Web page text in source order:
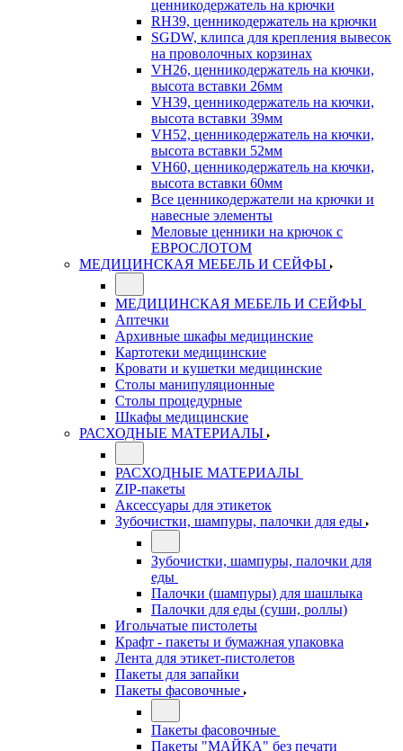
ценникодержатель на крючки
RH39, ценникодержатель на крючки
SGDW, клипса для крепления вывесок
на проволочных корзинах
VH26, ценникодержатель на кючки,
высота вставки 26мм
VH39, ценникодержатель на кючки,
высота вставки 39мм
VH52, ценникодержатель на кючки,
высота вставки 52мм
VH60, ценникодержатель на кючки,
высота вставки 60мм
Все ценникодержатели на крючки и
навесные элементы
Меловые ценники на крючок с
ЕВРОСЛОТОМ
МЕДИЦИНСКАЯ МЕБЕЛЬ И СЕЙФЫ
МЕДИЦИНСКАЯ МЕБЕЛЬ И СЕЙФЫ
Аптечки
Архивные шкафы медицинские
Картотеки медицинские
Кровати и кушетки медицинские
Столы манипуляционные
Столы процедурные
Шкафы медицинские
РАСХОДНЫЕ МАТЕРИАЛЫ
РАСХОДНЫЕ МАТЕРИАЛЫ
ZIP-пакеты
Аксессуары для этикеток
Зубочистки, шампуры, палочки для еды
Зубочистки, шампуры, палочки для
еды
Палочки (шампуры) для шашлыка
Палочки для еды (суши, роллы)
Игольчатые пистолеты
Крафт - пакеты и бумажная упаковка
Лента для этикет-пистолетов
Пакеты для запайки
Пакеты фасовочные
Пакеты фасовочные
Пакеты "МАЙКА" без печати